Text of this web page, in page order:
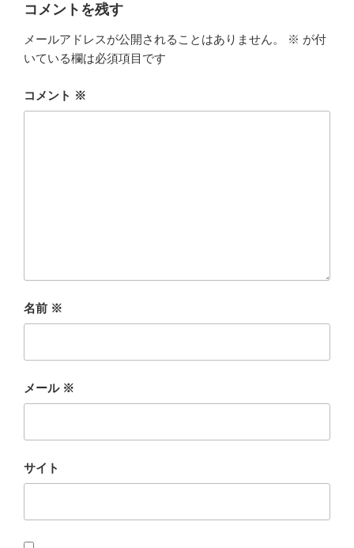
コメントを残す
メールアドレスが公開されることはありません。 ※ が付
いている欄は必須項目です
コメント ※
名前 ※
メール ※
サイト